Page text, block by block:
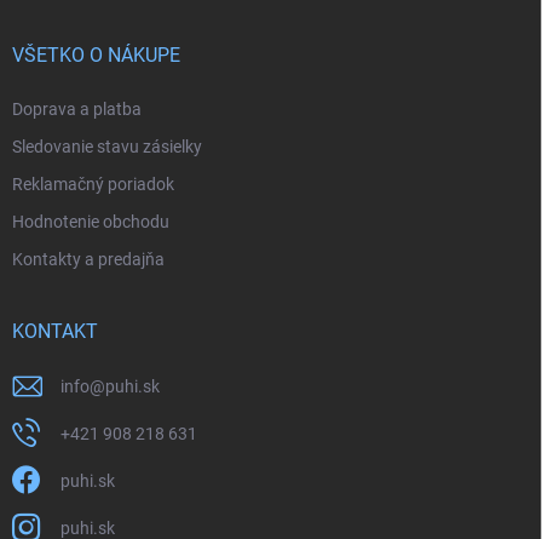
VŠETKO O NÁKUPE
Doprava a platba
Sledovanie stavu zásielky
Reklamačný poriadok
Hodnotenie obchodu
Kontakty a predajňa
KONTAKT
info@puhi.sk
+421 908 218 631
puhi.sk
puhi.sk